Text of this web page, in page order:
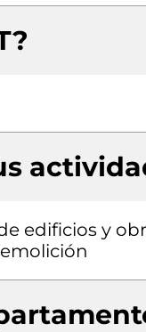
edificios y